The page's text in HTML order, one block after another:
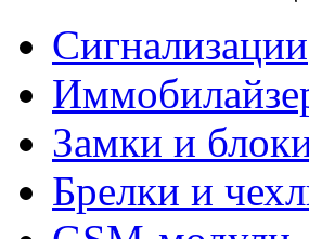
Сигнализации
Замки и
Брелки и